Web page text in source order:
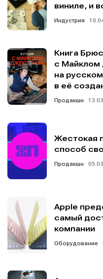
виниле, и
Индустрия
Книга
с
на
в её
Продакшн
Жестокая
способ
Продакшн
Apple
самый
компании
Оборудование